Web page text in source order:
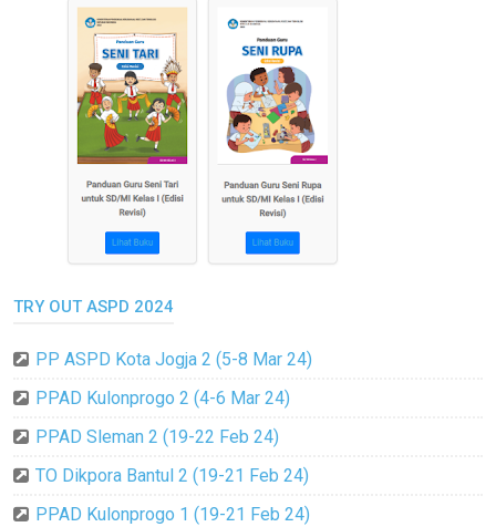
TRY OUT ASPD 2024
PP ASPD Kota Jogja 2 (5-8 Mar 24)
PPAD Kulonprogo 2 (4-6 Mar 24)
PPAD Sleman 2 (19-22 Feb 24)
TO Dikpora Bantul 2 (19-21 Feb 24)
PPAD Kulonprogo 1 (19-21 Feb 24)